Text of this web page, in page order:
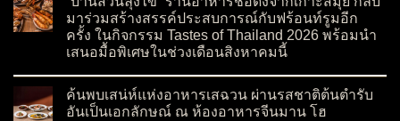
มาร่วมสร้างสรรค์ประสบการณ์กับฟร้อนท์รูมอีก
ครั้ง ในกิจกรรม Tastes of Thailand 2026 พร้อมนำ
เสนอมื้อพิเศษในช่วงเดือนสิงหาคมนี้
ค้นพบเสน่ห์แห่งอาหารเสฉวน ผ่านรสชาติต้นตำรับ
อันเป็นเอกลักษณ์ ณ ห้องอาหารจีนมาน โฮ